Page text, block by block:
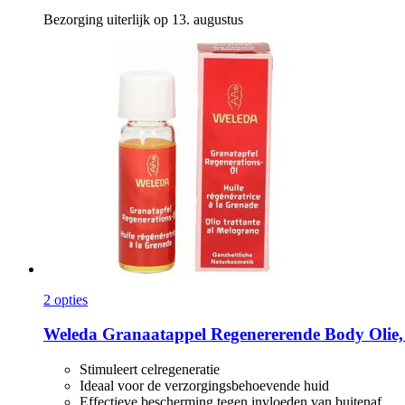
Bezorging uiterlijk op 13. augustus
2 opties
Weleda Granaatappel Regenererende Body
Stimuleert celregeneratie
Ideaal voor de verzorgingsbehoevende huid
Effectieve bescherming tegen invloeden van buitenaf